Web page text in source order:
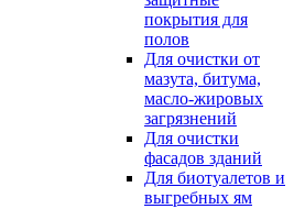
покрытия для
полов
Для очистки от
мазута, битума,
масло-жировых
загрязнений
Для очистки
фасадов зданий
Для биотуалетов и
выгребных ям